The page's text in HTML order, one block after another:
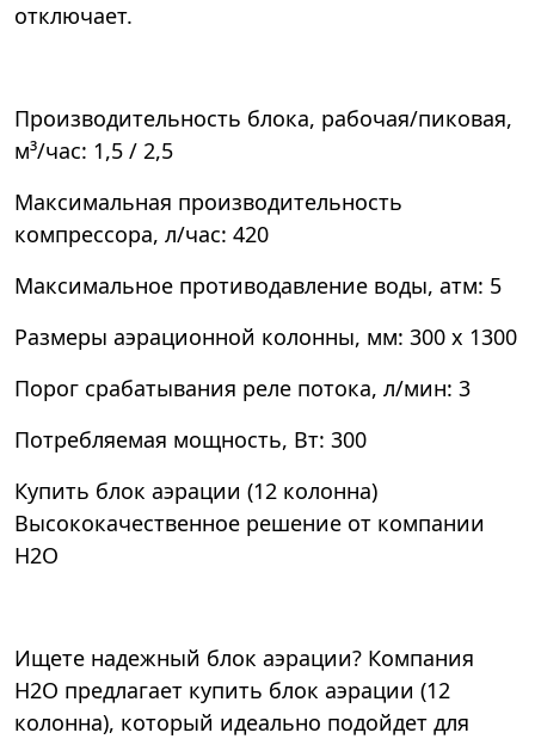
отключает.
Производительность блока, рабочая/пиковая,
м³/час: 1,5 / 2,5
Максимальная производительность
компрессора, л/час: 420
Максимальное противодавление воды, атм: 5
Размеры аэрационной колонны, мм: 300 х 1300
Порог срабатывания реле потока, л/мин: 3
Потребляемая мощность, Вт: 300
Купить блок аэрации (12 колонна)
Высококачественное решение от компании
Н2О
Ищете надежный блок аэрации? Компания
Н2О предлагает купить блок аэрации (12
колонна), который идеально подойдет для